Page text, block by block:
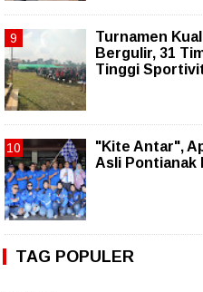
Turnamen
Bergulir, 31
Tinggi
"Kite Antar",
Asli Pontianak
TAG POPULER